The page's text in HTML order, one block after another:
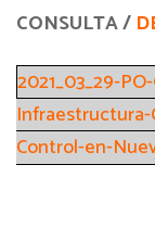
CONSULTA /
2021_03_29-
Control-en-